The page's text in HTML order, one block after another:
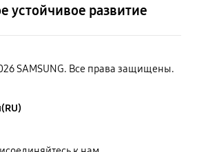
устойчивое развитие
SAMSUNG. Все права защищены.